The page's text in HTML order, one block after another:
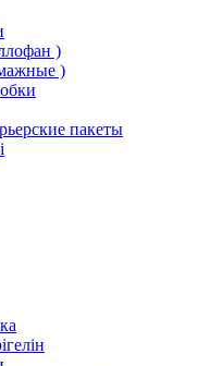
)
)
пакеты